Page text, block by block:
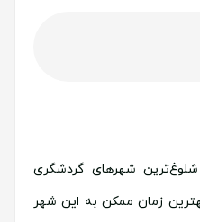
شهرهای گردشگری
زمان ممکن به این شهر